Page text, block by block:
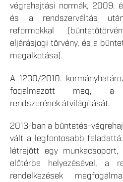
végrehajtási normák, 2009.
és a rendszerváltás
reformokkal
eljárásjogi törvény, és a
megalkotása).
A 1230/2010.
fogalmazott meg, a
rendszerének átvilágítását.
2013-ban a büntetés-
vált a legfontosabb
létrejött egy
előtérbe helyezésével, a
rendelkezések